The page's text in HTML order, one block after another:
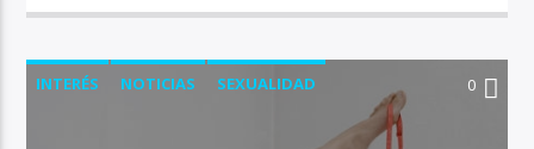
INTERÉS NOTICIAS SEXUALIDAD 0